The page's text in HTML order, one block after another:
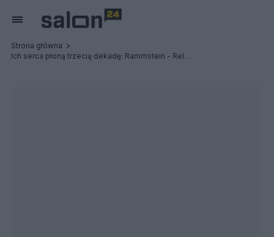
Strona główna
Ich serca płoną trzecią dekadę: Rammstein - Relacja